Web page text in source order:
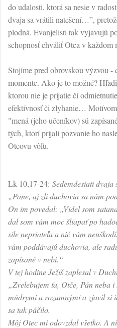
do udalosti, ktorá sa nesie v
dvaja sa vrátili natešení…”,
plodná. Evanjelisti tak vyjavujú
schopnosť chváliť Otca v každom
Stojíme pred obrovskou výzvou
momente. Ako je to možné?
ktorou nie je prijatie či
efektívnosť či zlyhanie…
"mená (jeho učeníkov) sú
tých, ktorí prijali pozvanie ho
Otcovu vôľu.
Lk 10,17-24: Sedemdesiati
„Pane, aj zlí duchovia sa nám
On im povedal: „Videl som
dal som vám moc šliapať po
sile nepriateľa a nič vám
vám poddávajú duchovia, ale
zapísané v nebi.“
V tej hodine Ježiš zaplesal v
„Zvelebujem ťa, Otče, Pán neba
múdrymi a rozumnými a zjavil si
sa tak páčilo.
Môj Otec mi odovzdal všetko. A